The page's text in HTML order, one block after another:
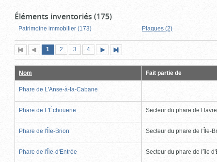
Éléments inventoriés (175)
Patrimoine immobilier (173) Plaques (2)
Première
page
Page
précédente
Page
1 (page
actuelle)
Page
2 Page
3 Page
4
suivante
page
Nom Fait partie de
Phare de L'Anse-à-la-Cabane
Phare de L'Échouerie Secteur du phare de
Phare de l'Île-Brion Secteur du phare de l'Île-
Phare de l'Île-d'Entrée Secteur du phare de l'île